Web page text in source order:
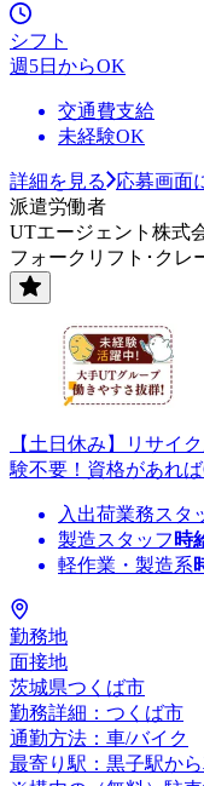
シフト
週5日からOK
交通費支給
未経験OK
詳細を見る
応募画面
派遣労働者
UTエージェント株式
フォークリフト･クレ
【土日休み】リサイ
験不要！資格があれ
入出荷業務スタ
製造スタッフ 時
軽作業・製造系
勤務地
面接地
茨城県つくば市
勤務詳細：つくば市
通勤方法：車/バイク
最寄り駅：黒子駅か